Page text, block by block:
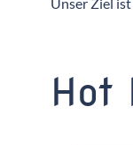
Hot